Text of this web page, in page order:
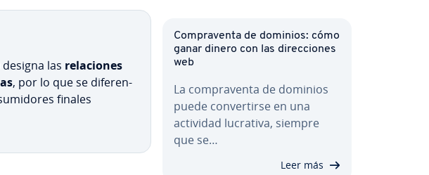
las re­la­cio­nes
, por lo que se di­fe­re­n­
finales
Co­m­pra­ve­n­ta de dominios: cómo
ganar dinero con las di­re­c­cio­nes
web
La co­m­pra­ve­n­ta de dominios
puede co­n­ve­r­ti­r­se en una
actividad lucrativa, siempre
que se…
Leer más